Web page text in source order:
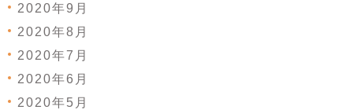
2020年9月
2020年8月
2020年7月
2020年6月
2020年5月